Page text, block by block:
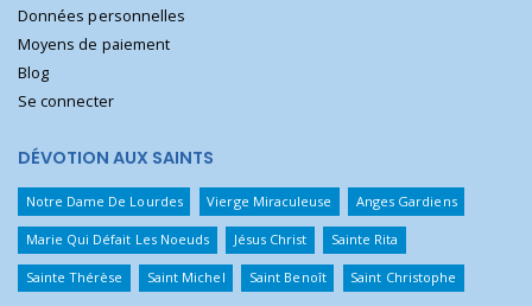
Données personnelles
Moyens de paiement
Blog
Se connecter
DÉVOTION AUX SAINTS
Notre Dame De Lourdes Vierge Miraculeuse Anges Gardiens
Marie Qui Défait Les Noeuds Jésus Christ Sainte Rita
Sainte Thérèse Saint Michel Saint Benoît Saint Christophe